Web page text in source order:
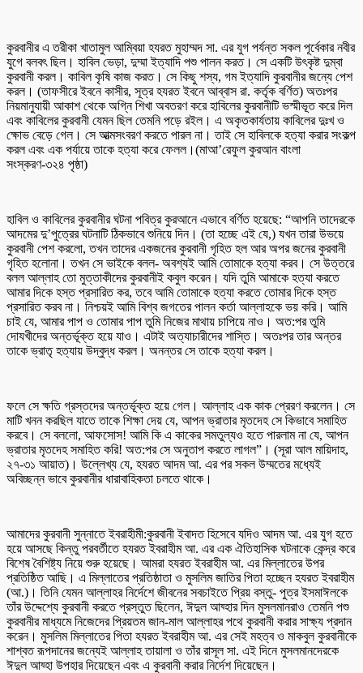
কুরবানীর এ তরীকা খাতামুল আম্বিয়া হযরত মুহাম্মদ সা. এর যুগ পর্যন্ত সকল পূর্বেকার নবীর
যুগে বলবৎ ছিল। হাবিল ভেড়া, দুম্মা ইত্যাদি পশু পালন করত। সে একটি উৎকৃষ্ট দুম্বা
কুরবানী করল। কাবিল কৃষি কাজ করত। সে কিছু শস্য, গম ইত্যাদি কুরবানীর জন্যে পেশ
করল। (তাফসীরে ইবনে কাসীর, সূত্র হযরত ইবনে আব্বাস রা. কর্তৃক বর্ণিত) অতঃপর
নিয়মানুযায়ী আকাশ থেকে অগ্নি শিখা অবতরণ করে হাবিলের কুরবানীটি ভস্মীভূত করে দিল
এবং কাবিলের কুরবানী যেমন ছিল তেমনি পড়ে রইল। এ অকৃতকার্যতায় কাবিলের দুঃখ ও
ক্ষোভ বেড়ে গেল। সে আত্মসংবরণ করতে পারল না। তাই সে হাবিলকে হত্যা করার সংকল্প
করল এবং এক পর্যায়ে তাকে হত্যা করে ফেলল।(মাআ’রেফুল কুরআন বাংলা
সংস্করণ-৩২৪ পৃষ্ঠা)
হাবিল ও কাবিলের কুরবানীর ঘটনা পবিত্র কুরআনে এভাবে বর্ণিত হয়েছে: “আপনি তাদেরকে
আদমের দু’পুত্রের ঘটনাটি ঠিকভাবে শুনিয়ে দিন। (তা হচ্ছে এই যে,) যখন তারা উভয়ে
কুরবানী পেশ করলো, তখন তাদের একজনের কুরবানী গৃহিত হল আর অপর জনের কুরবানী
গৃহিত হলোনা। তখন সে ভাইকে বলল- অবশ্যই আমি তোমাকে হত্যা করব। সে উত্তরে
বলল আল্লাহ তো মুত্তাকীদের কুরবানীই কবুল করেন। যদি তুমি আমাকে হত্যা করতে
আমার দিকে হস্ত প্রসারিত কর, তবে আমি তোমাকে হত্যা করতে তোমার দিকে হস্ত
প্রসারিত করব না। নিশ্চয়ই আমি বিশ্ব জগতের পালন কর্তা আল্লাহকে ভয় করি। আমি
চাই যে, আমার পাপ ও তোমার পাপ তুমি নিজের মাথায় চাপিয়ে নাও। অত:পর তুমি
দোযখীদের অন্তর্ভূক্ত হয়ে যাও। এটাই অত্যাচারীদের শাস্তি। অতঃপর তার অন্তর
তাকে ভ্রাতৃ হত্যায় উদ্বুদ্ধ করল। অনন্তর সে তাকে হত্যা করল।
ফলে সে ক্ষতি গ্রস্তদের অন্তর্ভূক্ত হয়ে গেল। আল্লাহ এক কাক প্রেরণ করলেন। সে
মাটি খনন করছিল যাতে তাকে শিক্ষা দেয় যে, আপন ভ্রাতার মৃতদেহ সে কিভাবে সমাহিত
করবে। সে বললো, আফসোস! আমি কি এ কাকের সমতুল্যও হতে পারলাম না যে, আপন
ভ্রাতার মৃতদেহ সমাহিত করি! অত:পর সে অনুতাপ করতে লাগল”। (সূরা আল মায়িদাহ,
২৭-৩১ আয়াত)। উল্লেখ্য যে, হযরত আদম আ. এর পর সকল উম্মতের মধ্যেই
অবিচ্ছন্ন ভাবে কুরবানীর ধারাবাহিকতা চলতে থাকে।
আমাদের কুরবানী সুন্নাতে ইবরাহীমী:কুরবানী ইবাদত হিসেবে যদিও আদম আ. এর যুগ হতে
হয়ে আসছে কিন্তু পরবর্তীতে হযরত ইবরাহীম আ. এর এক ঐতিহাসিক ঘটনাকে কেন্দ্র করে
বিশেষ বৈশিষ্ট্য নিয়ে শুরু হয়েছে। আমরা হযরত ইবরাহীম আ. এর মিল্লাতের উপর
প্রতিষ্ঠিত আছি। এ মিল্লাতের প্রতিষ্ঠাতা ও মুসলিম জাতির পিতা হচ্ছেন হযরত ইবরাহীম
(আ.)। তিনি যেমন আল্লাহর নির্দেশে জীবনের সবচাইতে প্রিয় বস্তু- পুত্র ইসমাঈলকে
তাঁর উদ্দেশ্যে কুরবানী করতে প্রস্তুত ছিলেন, ঈদুল আয্হার দিন মুসলমানরাও তেমনি পশু
কুরবানীর মাধ্যমে নিজেদের প্রিয়তম জান-মাল আল্লাহর পথে কুরবানী করার সাক্ষ্য প্রদান
করেন। মুসলিম মিল্লাতের পিতা হযরত ইবরাহীম আ. এর সেই মহত্ব ও মাকবুল কুরবানীকে
শাশ্বত রূপদানের জন্যেই আল্লাহ তায়ালা ও তাঁর রাসূল সা. এই দিনে মুসলমানদেরকে
ঈদুল আয্হা উপহার দিয়েছেন এবং এ কুরবানী করার নির্দেশ দিয়েছেন।